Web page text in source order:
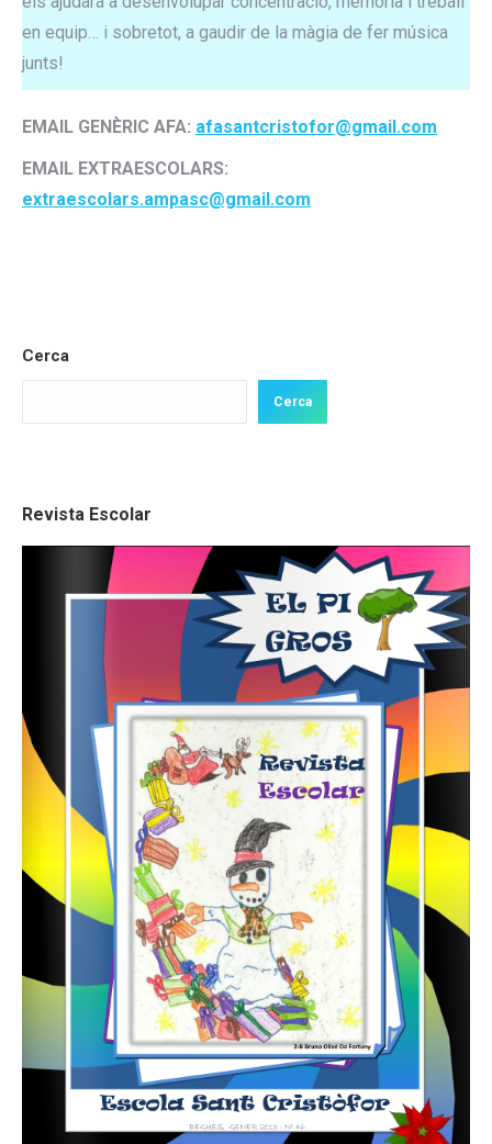
en equip… i sobretot, a gaudir de la màgia de fer música
junts!
EMAIL GENÈRIC AFA: afasantcristofor@gmail.com
EMAIL EXTRAESCOLARS:
extraescolars.ampasc@gmail.com
Cerca
Cerca
Revista Escolar